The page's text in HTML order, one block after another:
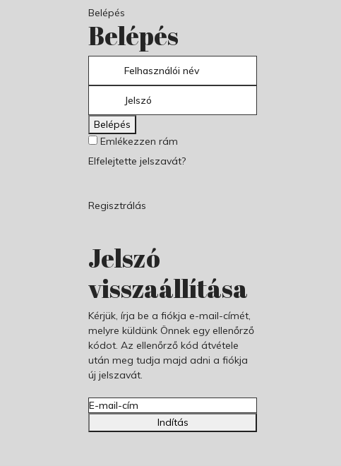
Belépés
Belépés
Belépés
Emlékezzen rám
Elfelejtette jelszavát?
Regisztrálás
Jelszó
visszaállítása
Kérjük, írja be a fiókja e-mail-címét,
melyre küldünk Önnek egy ellenőrző
kódot. Az ellenőrző kód átvétele
után meg tudja majd adni a fiókja
új jelszavát.
Indítás